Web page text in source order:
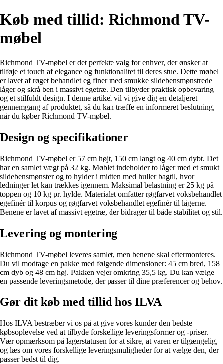
Køb med tillid: Richmond TV-
møbel
Richmond TV-møbel er det perfekte valg for enhver, der ønsker at
tilføje et touch af elegance og funktionalitet til deres stue. Dette møbel
er lavet af røget behandlet eg finer med smukke sildebensmønstrede
låger og skrå ben i massivt egetræ. Den tilbyder praktisk opbevaring
og et stilfuldt design. I denne artikel vil vi give dig en detaljeret
gennemgang af produktet, så du kan træffe en informeret beslutning,
når du køber Richmond TV-møbel.
Design og specifikationer
Richmond TV-møbel er 57 cm højt, 150 cm langt og 40 cm dybt. Det
har en samlet vægt på 32 kg. Møblet indeholder to låger med et smukt
sildebensmønster og to hylder i midten med huller bagtil, hvor
ledninger let kan trækkes igennem. Maksimal belastning er 25 kg på
toppen og 10 kg pr. hylde. Materialet omfatter røgfarvet voksbehandlet
egefinér til korpus og røgfarvet voksbehandlet egefinér til lågerne.
Benene er lavet af massivt egetræ, der bidrager til både stabilitet og stil.
Levering og montering
Richmond TV-møbel leveres samlet, men benene skal eftermonteres.
Du vil modtage en pakke med følgende dimensioner: 45 cm bred, 158
cm dyb og 48 cm høj. Pakken vejer omkring 35,5 kg. Du kan vælge
en passende leveringsmetode, der passer til dine præferencer og behov.
Gør dit køb med tillid hos ILVA
Hos ILVA bestræber vi os på at give vores kunder den bedste
købsoplevelse ved at tilbyde forskellige leveringsformer og -priser.
Vær opmærksom på lagerstatusen for at sikre, at varen er tilgængelig,
og læs om vores forskellige leveringsmuligheder for at vælge den, der
passer bedst til dig.